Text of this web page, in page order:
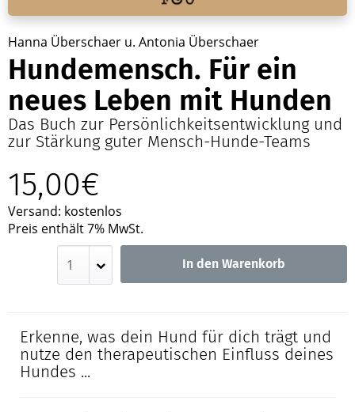
Hanna Überschaer u. Antonia Überschaer
Hundemensch. Für ein
neues Leben mit Hunden
Das Buch zur Persönlichkeitsentwicklung und
zur Stärkung guter Mensch-Hunde-Teams
15,00€
Versand: kostenlos
Preis enthält 7% MwSt.
In den Warenkorb
Erkenne, was dein Hund für dich trägt und
nutze den therapeutischen Einfluss deines
Hundes ...